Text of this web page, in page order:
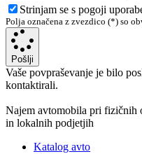
Strinjam se s pogoji
Polja označena z zvezdico (*) so
Pošlji
Vaše povpraševanje je bilo
kontaktirali.
Najem avtomobila pri fizičnih
in lokalnih podjetjih
Katalog avto